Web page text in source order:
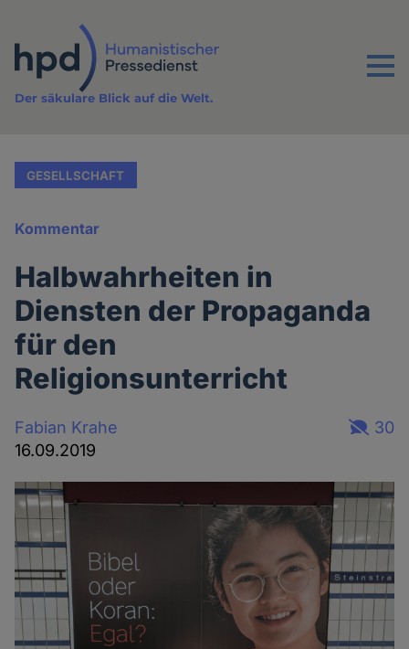
Inhalt
Menu
Der säkulare Blick auf die Welt.
GESELLSCHAFT
Kommentar
Halbwahrheiten in
Diensten der Propaganda
für den
Religionsunterricht
Fabian Krahe
16.09.2019
30